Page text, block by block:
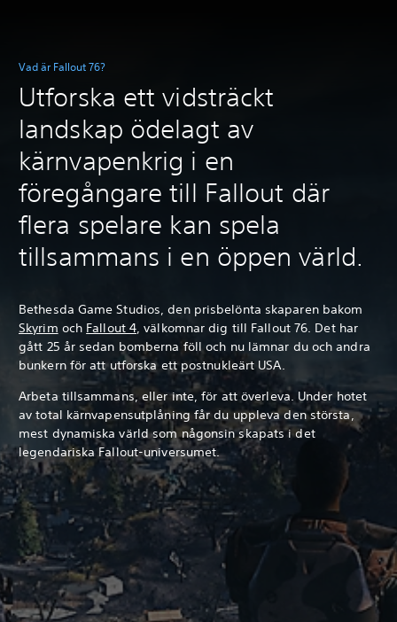
Vad är Fallout 76?
Utforska ett vidsträckt
landskap ödelagt av
kärnvapenkrig i en
föregångare till Fallout där
flera spelare kan spela
tillsammans i en öppen värld.
Bethesda Game Studios, den prisbelönta skaparen bakom
Skyrim och Fallout 4, välkomnar dig till Fallout 76. Det har
gått 25 år sedan bomberna föll och nu lämnar du och andra
bunkern för att utforska ett postnukleärt USA.
Arbeta tillsammans, eller inte, för att överleva. Under hotet
av total kärnvapensutplåning får du uppleva den största,
mest dynamiska värld som någonsin skapats i det
legendariska Fallout-universumet.